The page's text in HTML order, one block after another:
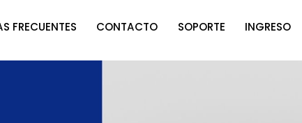
FRECUENTES CONTACTO SOPORTE INGRESO